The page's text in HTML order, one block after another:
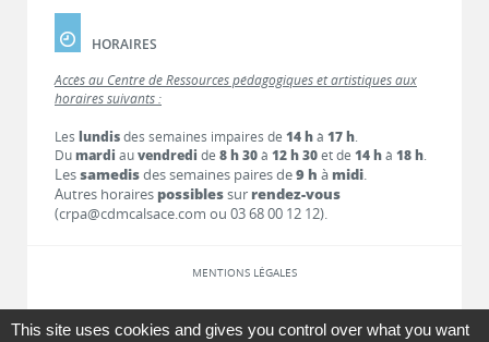
HORAIRES
Accès au Centre de Ressources pédagogiques et artistiques aux
horaires suivants :
Les lundisdes semaines impaires de 14 hà 17 h.
Dumardi auvendredi de 8 h 30à 12 h 30et de 14 hà 18 h.
Lessamedisdes semaines paires de9 h à midi.
Autres horaires possiblessur rendez-vous
(crpa@cdmcalsace.com ou 03 68 00 12 12).
MENTIONS LÉGALES
LIENS
This site uses cookies and gives you control over what you want